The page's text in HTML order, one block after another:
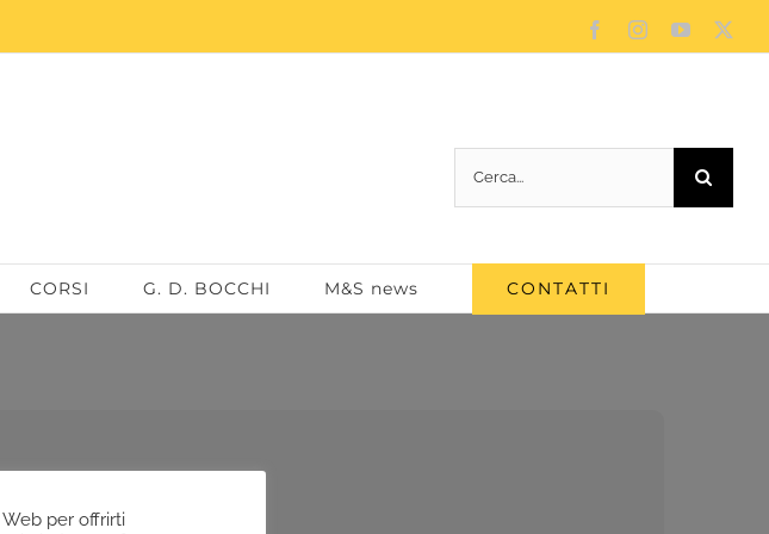
FacebookInstagramYouTube
per:
CORSI G. D. BOCCHI M&S news CONTATTI
per offrirti